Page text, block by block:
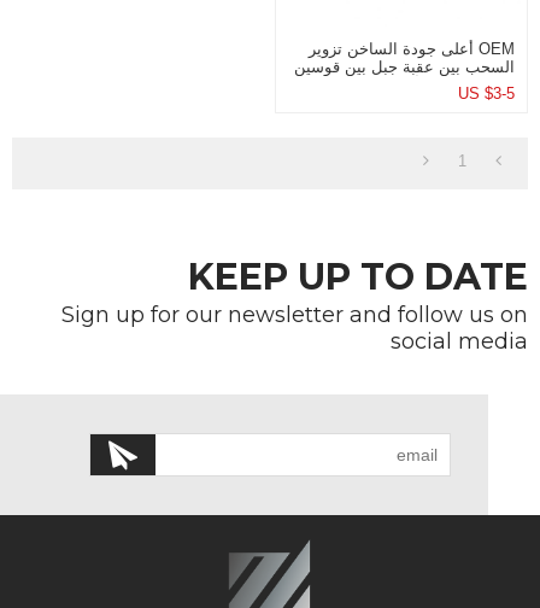
OEM أعلى جودة الساخن تزوير
السحب بين عقبة جبل بين قوسين
لشاحنة عكس أضواء
US $3-5
1
KEEP UP TO DATE
Sign up for our newsletter and follow us on
social media